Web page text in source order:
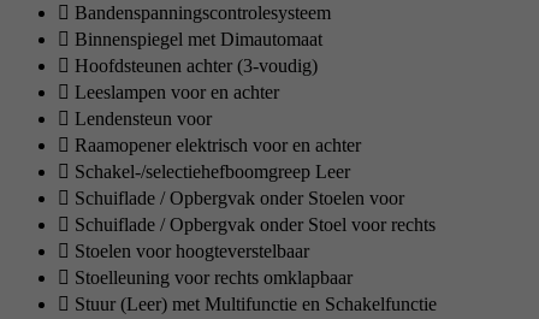
Bandenspanningscontrolesysteem
Binnenspiegel met Dimautomaat
Hoofdsteunen achter (3-voudig)
Leeslampen voor en achter
Lendensteun voor
Raamopener elektrisch voor en achter
Schakel-/selectiehefboomgreep Leer
Schuiflade / Opbergvak onder Stoelen voor
Schuiflade / Opbergvak onder Stoel voor rechts
Stoelen voor hoogteverstelbaar
Stoelleuning voor rechts omklapbaar
Stuur (Leer) met Multifunctie en Schakelfunctie